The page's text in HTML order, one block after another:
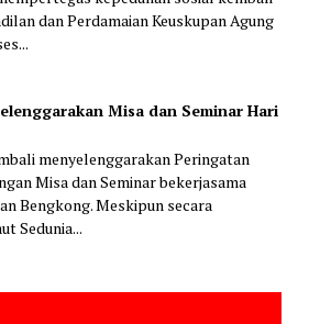
dan Perdamaian Keuskupan Agung
Misa dan Seminar Hari
menyelenggarakan Peringatan
Misa dan Seminar bekerjasama
Bengkong. Meskipun secara
Sedunia...